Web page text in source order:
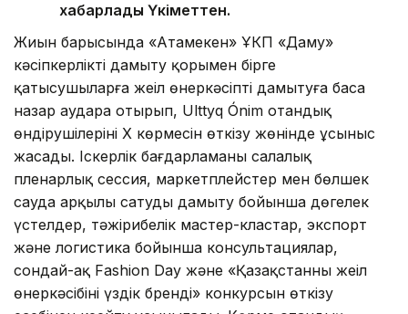
хабарлады Үкіметтен.
Жиын барысында «Атамекен» ҰКП «Даму»
кәсіпкерлікті дамыту қорымен бірге
қатысушыларға жеңіл өнеркәсіпті дамытуға баса
назар аудара отырып, Ulttyq Ónim отандық
өндірушілерінің X көрмесін өткізу жөнінде ұсыныс
жасады. Іскерлік бағдарламаны салалық
пленарлық сессия, маркетплейстер мен бөлшек
сауда арқылы сатуды дамыту бойынша дөңгелек
үстелдер, тәжірибелік мастер-кластар, экспорт
және логистика бойынша консультациялар,
сондай-ақ Fashion Day және «Қазақстанның жеңіл
өнеркәсібінің үздік бренді» конкурсын өткізу